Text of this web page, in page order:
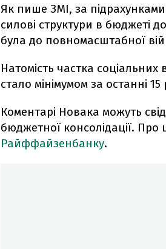
Як пише ЗМІ, за
силові структури в бюджеті
була до повномасштабної
Натомість частка
стало мінімумом за останні 15
Коментарі Новака можуть
бюджетної консолідації.
Райффайзенбанку.